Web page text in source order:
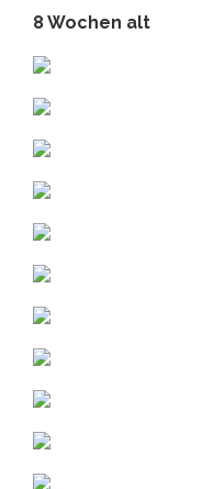
8 Wochen alt